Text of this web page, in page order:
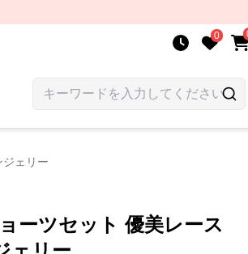
0
ェリー
ーツセット 優美レース